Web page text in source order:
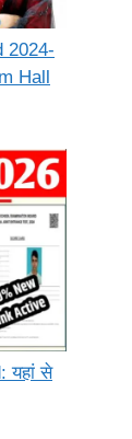
2024-
Hall
यहां से